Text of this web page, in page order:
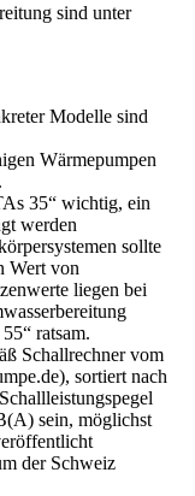
sind unter
Modelle sind
Wärmepumpen
35“ wichtig, ein
werden
sollte
Wert von
liegen bei
ratsam.
Schallrechner vom
sortiert nach
sein, möglichst
der Schweiz